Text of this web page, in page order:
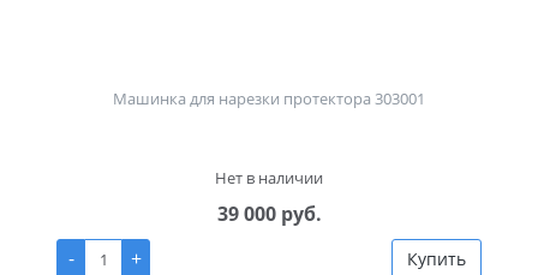
Машинка для нарезки протектора 303001
Нет в наличии
39 000 руб.
-
+ Купить